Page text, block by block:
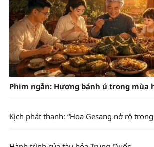
Phim ngắn: Hương bánh ú trong mùa
Kịch phát thanh: “Hoa Gesang nở rộ